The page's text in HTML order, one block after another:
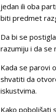
jedan ili oba
biti predmet
Da bi se
razumiju i da se
Kada se parovi
shvatiti da
iskustvima.
Kako poboljšati